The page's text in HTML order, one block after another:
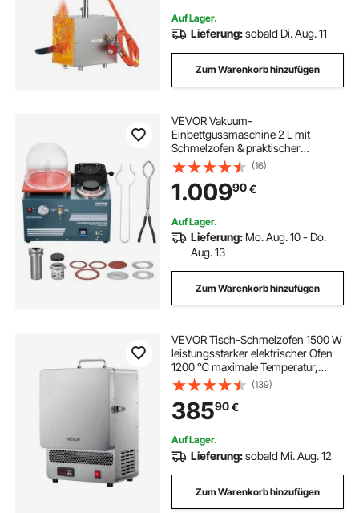
Auf Lager.
Lieferung:sobald Di. Aug. 11
Zum Warenkorb hinzufügen
VEVOR Vakuum-
Einbettgussmaschine 2 L mit
Schmelzofen & praktischer
Öleinspritzöffnung,
Metallschmuckgusswerkzeug
Vakuumgussmaschine zum Gießen
von Schmuck und Schmelzen von
Schrott Silber Gold Kupfer
(16)
1.00990€
Auf Lager.
Lieferung: Mo. Aug. 10 - Do.
Aug. 13
Zum Warenkorb hinzufügen
VEVOR Tisch-Schmelzofen 1500 W
leistungsstarker elektrischer Ofen
1200 ℃ maximale Temperatur,
Goldschmelzofen aus Edelstahl für
Wachsguss Ton-DIY
Metalltemperierung Glasieren auf
Keramik, Silber
(139)
38590€
Auf Lager.
Lieferung:sobald Mi. Aug. 12
Zum Warenkorb hinzufügen